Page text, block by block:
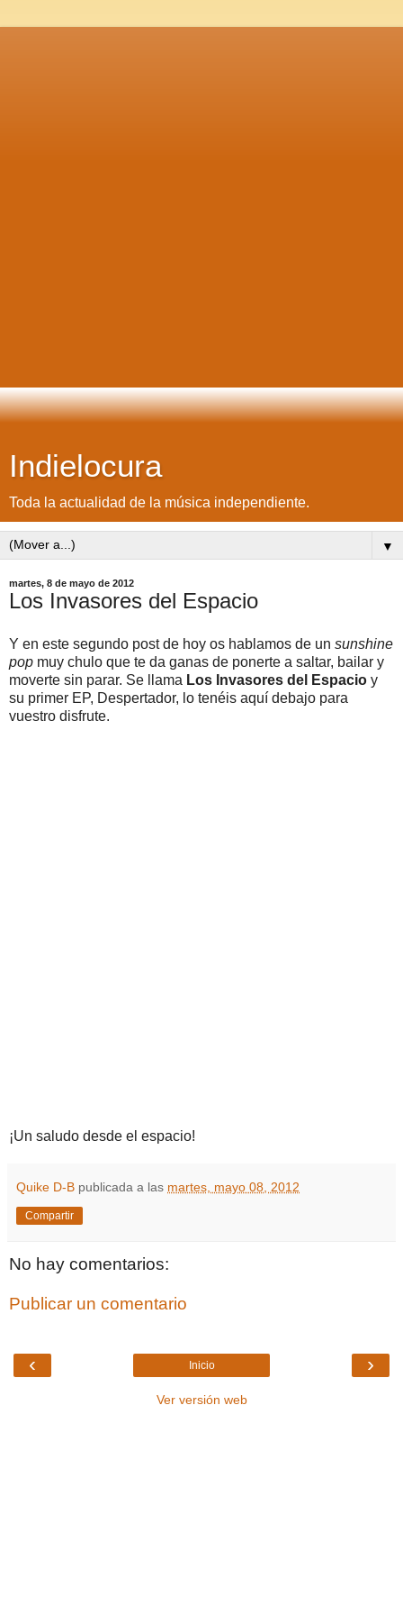
Indielocura
Toda la actualidad de la música independiente.
▼
martes, 8 de mayo de 2012
Los Invasores del Espacio
Y en este segundo post de hoy os hablamos de un sunshine
pop muy chulo que te da ganas de ponerte a saltar, bailar y
moverte sin parar. Se llama Los Invasores del Espacio y
su primer EP, Despertador, lo tenéis aquí debajo para
vuestro disfrute.
¡Un saludo desde el espacio!
Quike D-B publicada a las martes, mayo 08, 2012
Compartir
No hay comentarios:
Publicar un comentario
‹ ›
Inicio
Ver versión web